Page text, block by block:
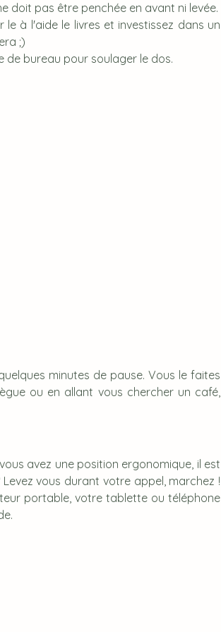
doit pas être penchée en avant ni levée.
à l'aide le livres et investissez dans un
;)
de bureau pour soulager le dos.
minutes de pause. Vous le faites
ou en allant vous chercher un café,
avez une position ergonomique, il est
vous durant votre appel, marchez !
portable, votre tablette ou téléphone